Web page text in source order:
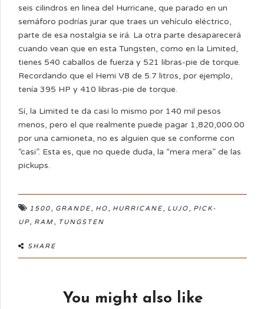
seis cilindros en linea del Hurricane, que parado en un
semáforo podrías jurar que traes un vehículo eléctrico,
parte de esa nostalgia se irá. La otra parte desaparecerá
cuando vean que en esta Tungsten, como en la Limited,
tienes 540 caballos de fuerza y 521 libras-pie de torque.
Recordando que el Hemi V8 de 5.7 litros, por ejemplo,
tenía 395 HP y 410 libras-pie de torque.
Sí, la Limited te da casi lo mismo por 140 mil pesos
menos, pero el que realmente puede pagar 1,820,000.00
por una camioneta, no es alguien que se conforme con
“casi”. Esta es, que no quede duda, la “mera mera” de las
pickups.
1500, GRANDE, HO, HURRICANE, LUJO, PICK-
UP, RAM, TUNGSTEN
SHARE
You might also like